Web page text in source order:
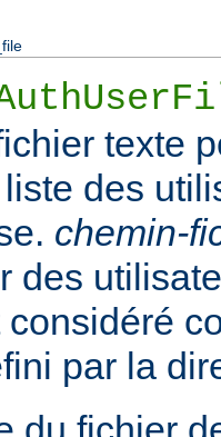
texte
des
chemin-
des
par la